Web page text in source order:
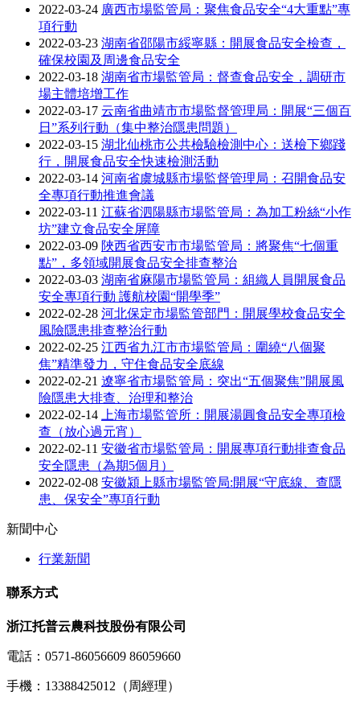
2022-03-24 廣西市場監管局：聚焦食品安全“4大重點”專
項行動
2022-03-23 湖南省邵陽市綏寧縣：開展食品安全檢查，
確保校園及周邊食品安全
2022-03-18 湖南省市場監管局：督查食品安全，調研市
場主體培增工作
2022-03-17 云南省曲靖市市場監督管理局：開展“三個百
日”系列行動（集中整治隱患問題）
2022-03-15 湖北仙桃市公共檢驗檢測中心：送檢下鄉踐
行，開展食品安全快速檢測活動
2022-03-14 河南省虞城縣市場監督管理局：召開食品安
全專項行動推進會議
2022-03-11 江蘇省泗陽縣市場監管局：為加工粉絲“小作
坊”建立食品安全屏障
2022-03-09 陜西省西安市市場監管局：將聚焦“七個重
點”，多領域開展食品安全排查整治
2022-03-03 湖南省麻陽市場監管局：組織人員開展食品
安全專項行動 護航校園“開學季”
2022-02-28 河北保定市場監管部門：開展學校食品安全
風險隱患排查整治行動
2022-02-25 江西省九江市市場監管局：圍繞“八個聚
焦”精準發力，守住食品安全底線
2022-02-21 遼寧省市場監管局：突出“五個聚焦”開展風
險隱患大排查、治理和整治
2022-02-14
上海市場監管所：開展湯圓食品安全專項檢
查（放心過元宵）
2022-02-11 安徽省市場監管局：開展專項行動排查食品
安全隱患（為期5個月）
2022-02-08 安徽潁上縣市場監管局:開展“守底線、查隱
患、保安全”專項行動
新聞中心
行業新聞
聯系方式
浙江托普云農科技股份有限公司
電話：0571-86056609 86059660
手機：13388425012（周經理）